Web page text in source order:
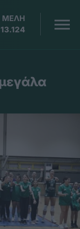
ΜΕΛΗ
13.124